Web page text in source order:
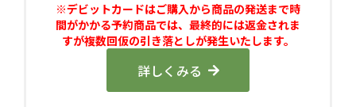
※デビットカードはご購入から商品の発送まで時
間がかかる予約商品では、最終的には返金されま
すが複数回仮の引き落としが発生いたします。
詳しくみる